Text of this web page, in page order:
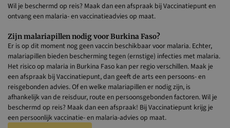
Wil je beschermd op reis? Maak dan een afspraak bij Vaccinatiepunt en
ontvang een malaria- en vaccinatieadvies op maat.
Zijn malariapillen nodig voor Burkina Faso?
Er is op dit moment nog geen vaccin beschikbaar voor malaria. Echter,
malariapillen bieden bescherming tegen (ernstige) infecties met malaria.
Het risico op malaria in Burkina Faso kan per regio verschillen. Maak je
een afspraak bij Vaccinatiepunt, dan geeft de arts een persoons- en
reisgebonden advies. Of en welke malariapillen er nodig zijn, is
afhankelijk van de reisduur, route en persoonsgebonden factoren. Wil je
beschermd op reis? Maak dan een afspraak! Bij Vaccinatiepunt krijg je
een persoonlijk vaccinatie- en malaria-advies op maat.